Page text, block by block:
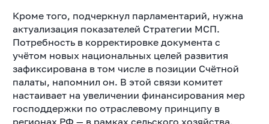
Кроме того, подчеркнул парламентарий, нужна
актуализация показателей Стратегии МСП.
Потребность в корректировке документа с
учётом новых национальных целей развития
зафиксирована в том числе в позиции Счётной
палаты, напомнил он. В этой связи комитет
настаивает на увеличении финансирования мер
господдержки по отраслевому принципу в
регионах РФ — в рамках сельского хозяйства,